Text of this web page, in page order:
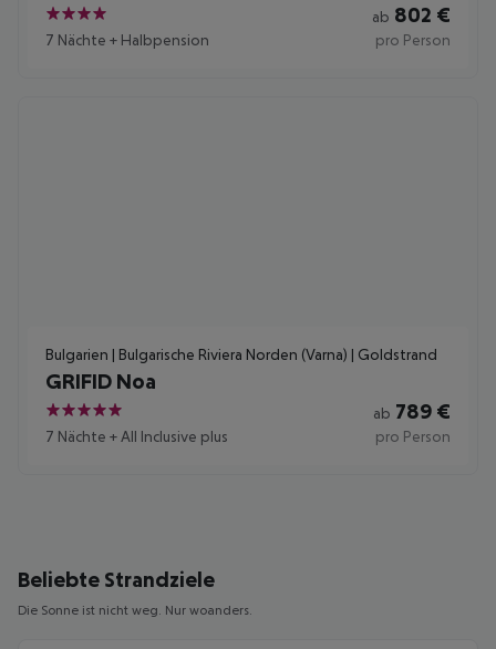
4
7 Nächte + Halbpension
ab 802 €
pro Person
Bulgarien | Bulgarische Riviera Norden (Varna) | Goldstrand
GRIFID Noa
5
7 Nächte + All Inclusive plus
ab 789 €
pro Person
Beliebte Strandziele
Die Sonne ist nicht weg. Nur woanders.